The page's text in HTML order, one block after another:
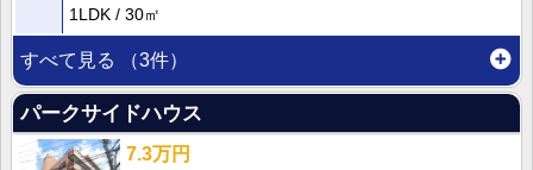
1LDK
30㎡
すべて見る （3件）
パークサイドハウス
7.3万円